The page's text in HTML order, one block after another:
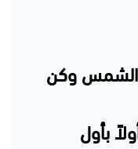
الشمس وكن
بأول